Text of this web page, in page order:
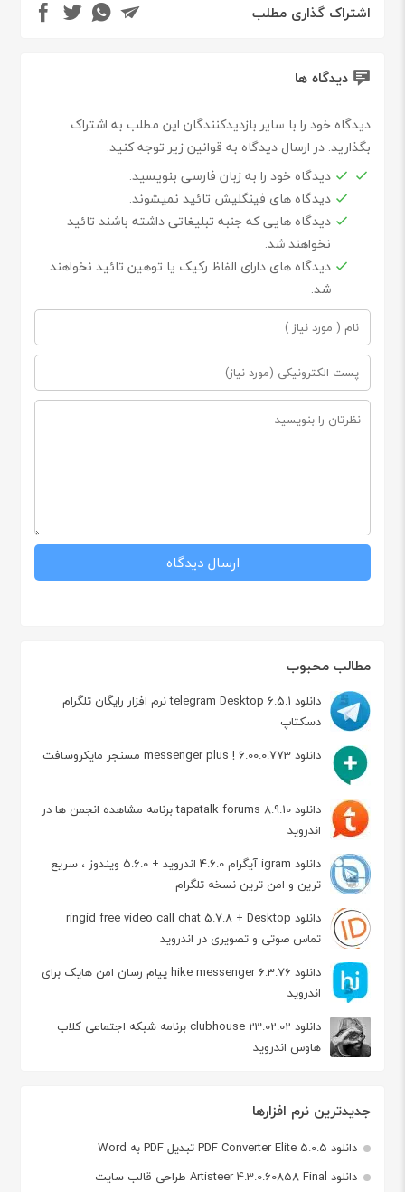
مطالب محبوب
دانلود telegram Desktop 6.5.1 نرم افزار رایگان تلگرام
دسکتاپ
دانلود messenger plus ! 6.00.0.773 مسنجر مایکروسافت
دانلود tapatalk forums 8.9.10 برنامه مشاهده انجمن ها در
اندروید
دانلود igram آیگرام 4.6.0 اندروید + 5.6.0 ویندوز ، سریع
ترین و امن ترین نسخه تلگرام
دانلود ringid free video call chat 5.7.8 + Desktop
تماس صوتی و تصویری در اندروید
دانلود hike messenger 6.3.76 پیام‌ رسان‌ امن هایک برای
اندروید
دانلود clubhouse 23.02.02 برنامه شبکه اجتماعی کلاب
هاوس اندروید
جدیدترین نرم افزارها
دانلود PDF Converter Elite 5.0.5 تبدیل PDF به Word
دانلود Artisteer 4.3.0.60858 Final طراحی قالب سایت
اشتراک گذاری مطلب
دیدگاه ها
دیدگاه خود را با سایر بازدیدکنندگان این مطلب به اشتراک
بگذارید. در ارسال دیدگاه به قوانین زیر توجه کنید.
دیدگاه خود را به زبان فارسی بنویسید.
دیدگاه های فینگلیش تائید نمیشوند.
دیدگاه هایی که جنبه تبلیغاتی داشته باشند تائید
نخواهند شد.
دیدگاه های دارای الفاظ رکیک یا توهین تائید نخواهند
شد.